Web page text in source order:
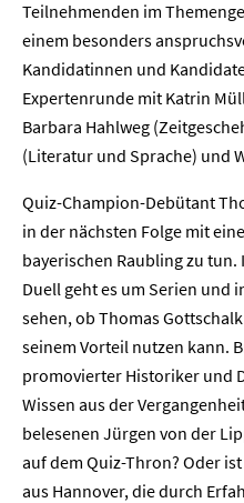
Teilnehmenden im
einem besonders
Kandidatinnen und
Expertenrunde mit Katrin
Barbara Hahlweg
(Literatur und Sprache) und
Quiz-Champion-Debütant
in der nächsten Folge mit
bayerischen Raubling zu
Duell geht es um Serien und
sehen, ob Thomas
seinem Vorteil nutzen kann.
promovierter Historiker und
Wissen aus der
belesenen Jürgen von der
auf dem Quiz-Thron? Oder
aus Hannover, die durch